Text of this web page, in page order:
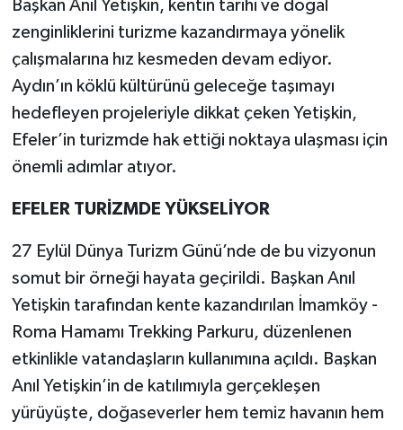
Başkan Anıl Yetişkin, kentin tarihi ve doğal
zenginliklerini turizme kazandırmaya yönelik
çalışmalarına hız kesmeden devam ediyor.
Aydın’ın köklü kültürünü geleceğe taşımayı
hedefleyen projeleriyle dikkat çeken Yetişkin,
Efeler’in turizmde hak ettiği noktaya ulaşması için
önemli adımlar atıyor.
EFELER TURİZMDE YÜKSELİYOR
27 Eylül Dünya Turizm Günü’nde de bu vizyonun
somut bir örneği hayata geçirildi. Başkan Anıl
Yetişkin tarafından kente kazandırılan İmamköy -
Roma Hamamı Trekking Parkuru, düzenlenen
etkinlikle vatandaşların kullanımına açıldı. Başkan
Anıl Yetişkin’in de katılımıyla gerçekleşen
yürüyüşte, doğaseverler hem temiz havanın hem